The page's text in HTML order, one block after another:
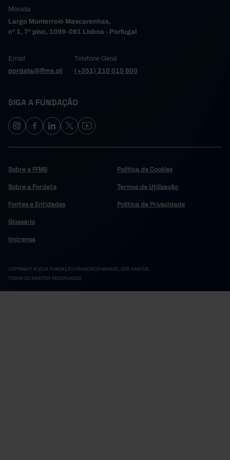
Morada
Largo Monterroio Mascarenhas,
nº 1, 7º piso, 1099-081 Lisboa - Portugal
Email
pordata@ffms.pt
Telefone Geral
(+351) 210 015 800
SIGA A FUNDAÇÃO
Sobre a FFMS
Sobre a Pordata
Fontes e Entidades
Glossário
Imprensa
Política de Cookies
Termos de Utilização
Política de Privacidade
COPYRIGHT © 2024 FUNDAÇÃO FRANCISCO MANUEL DOS SANTOS.
TODOS OS DIREITOS RESERVADOS